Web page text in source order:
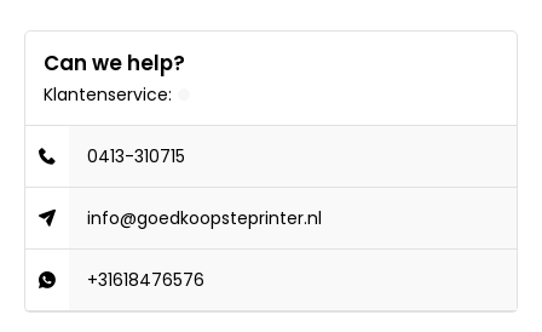
Can we help?
Klantenservice:
0413-310715
info@goedkoopsteprinter.nl
+31618476576